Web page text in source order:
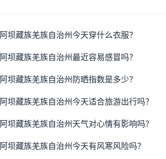
阿坝藏族羌族自治州今天穿什么衣服？
阿坝藏族羌族自治州最近容易感冒吗？
阿坝藏族羌族自治州防晒指数是多少？
阿坝藏族羌族自治州今天适合旅游出行吗？
阿坝藏族羌族自治州天气对心情有影响吗？
阿坝藏族羌族自治州今天有风寒风险吗？